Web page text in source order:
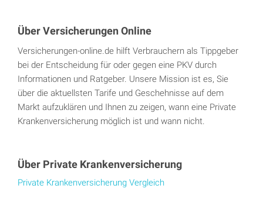
Über Versicherungen Online
Versicherungen-online.de hilft Verbrauchern als Tippgeber
bei der Entscheidung für oder gegen eine PKV durch
Informationen und Ratgeber. Unsere Mission ist es, Sie
über die aktuellsten Tarife und Geschehnisse auf dem
Markt aufzuklären und Ihnen zu zeigen, wann eine Private
Krankenversicherung möglich ist und wann nicht.
Über Private Krankenversicherung
Private Krankenversicherung Vergleich